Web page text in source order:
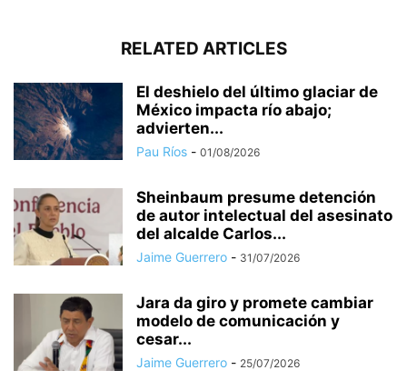
RELATED ARTICLES
El deshielo del último glaciar de
México impacta río abajo;
advierten...
Pau Ríos - 01/08/2026
Sheinbaum presume detención
de autor intelectual del asesinato
del alcalde Carlos...
Jaime Guerrero - 31/07/2026
Jara da giro y promete cambiar
modelo de comunicación y
cesar...
Jaime Guerrero - 25/07/2026